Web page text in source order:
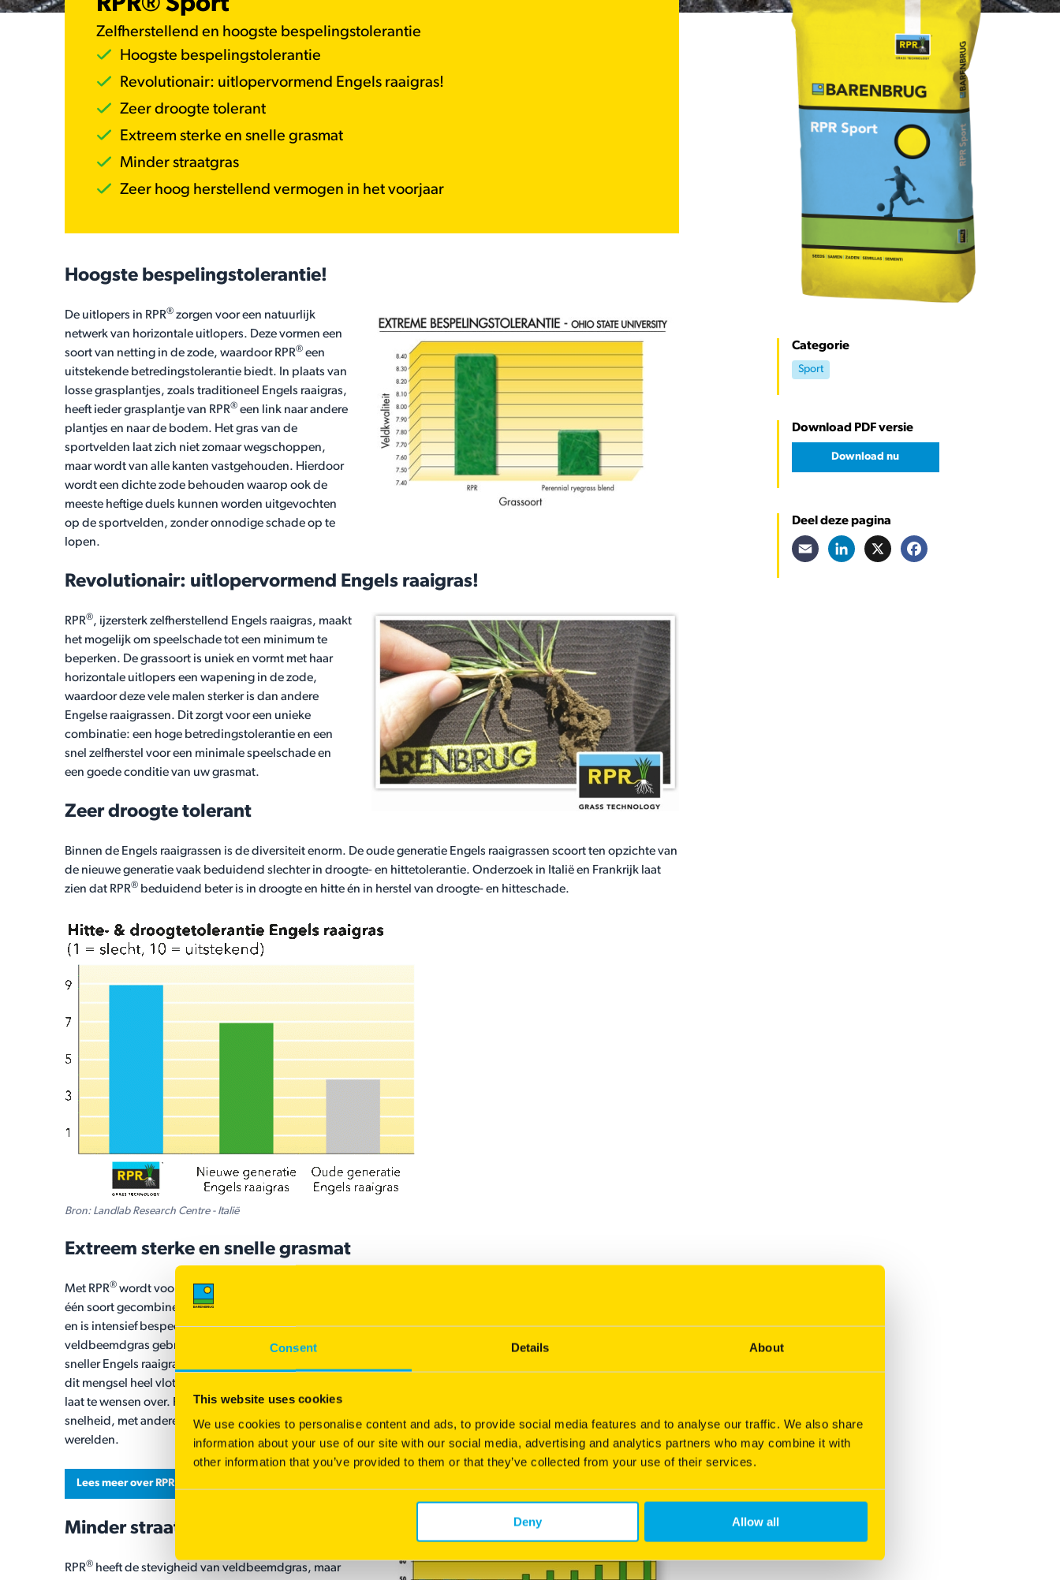
Consent Details About
This website uses cookies
We use cookies to personalise content and ads, to provide social media features and to analyse our traffic. We also share
information about your use of our site with our social media, advertising and analytics partners who may combine it with
other information that you’ve provided to them or that they’ve collected from your use of their services.
Deny Allow all
Zelfherstellend en hoogste bespelingstolerantie
Hoogste bespelingstolerantie
Revolutionair: uitlopervormend Engels raaigras!
Zeer droogte tolerant
Extreem sterke en snelle grasmat
Minder straatgras
Zeer hoog herstellend vermogen in het voorjaar
Hoogste bespelingstolerantie!
De uitlopers in RPR® zorgen voor een natuurlijk
netwerk van horizontale uitlopers. Deze vormen een
soort van netting in de zode, waardoor RPR® een
uitstekende betredingstolerantie biedt. In plaats van
losse grasplantjes, zoals traditioneel Engels raaigras,
heeft ieder grasplantje van RPR® een link naar andere
plantjes en naar de bodem. Het gras van de
sportvelden laat zich niet zomaar wegschoppen,
maar wordt van alle kanten vastgehouden. Hierdoor
wordt een dichte zode behouden waarop ook de
meeste heftige duels kunnen worden uitgevochten
op de sportvelden, zonder onnodige schade op te
lopen.
Revolutionair: uitlopervormend Engels raaigras!
RPR®, ijzersterk zelfherstellend Engels raaigras, maakt
het mogelijk om speelschade tot een minimum te
beperken. De grassoort is uniek en vormt met haar
horizontale uitlopers een wapening in de zode,
waardoor deze vele malen sterker is dan andere
Engelse raaigrassen. Dit zorgt voor een unieke
combinatie: een hoge betredingstolerantie en een
snel zelfherstel voor een minimale speelschade en
een goede conditie van uw grasmat.
Zeer droogte tolerant
Binnen de Engels raaigrassen is de diversiteit enorm. De oude generatie Engels raaigrassen scoort ten opzichte van
de nieuwe generatie vaak beduidend slechter in droogte- en hittetolerantie. Onderzoek in Italië en Frankrijk laat
zien dat RPR® beduidend beter is in droogte en hitte én in herstel van droogte- en hitteschade.
Bron: Landlab Research Centre - Italië
Extreem sterke en snelle grasmat
Met RPR® wordt voor het eerst sterkte en snelheid in
één soort gecombineerd. Het gras komt zeer snel op
en is intensief bespeelbaar. Vaak wordt
veldbeemdgras gebruikt in combinatie met een
sneller Engels raaigras. De opkomst en vestiging is bij
dit mengsel heel vlot, maar de bespelingstolerantie
laat te wensen over. RPR
®combineert stevigheid met
snelheid, met andere woorden: het beste van twee
werelden.
Lees meer over RPR
Minder straatgras
RPR® heeft de stevigheid van veldbeemdgras, maar
Categorie
Sport
Download PDF versie
Download nu
Deel deze pagina
Email LinkedIn
X Facebook